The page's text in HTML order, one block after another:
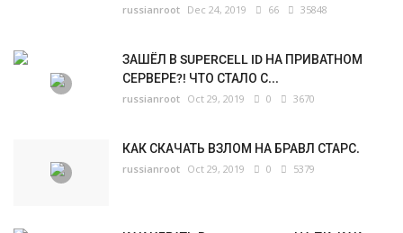
russianroot Dec 24, 2019 66 35848
ЗАШЁЛ В SUPERCELL ID НА ПРИВАТНОМ
СЕРВЕРЕ?! ЧТО СТАЛО С...
russianroot Oct 29, 2019 0 3670
КАК СКАЧАТЬ ВЗЛОМ НА БРАВЛ СТАРС.
russianroot Oct 29, 2019 0 5379